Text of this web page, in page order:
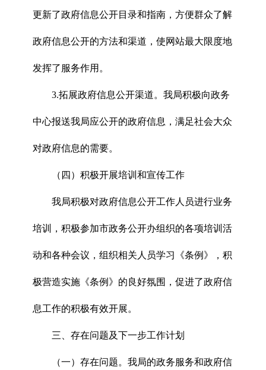
更新了政府信息公开目录和指南，方便群众了解
政府信息公开的方法和渠道，使网站最大限度地
发挥了服务作用。
3.拓展政府信息公开渠道。我局积极向政务
中心报送我局应公开的政府信息，满足社会大众
对政府信息的需要。
（四）积极开展培训和宣传工作
我局积极对政府信息公开工作人员进行业务
培训，积极参加市政务公开办组织的各项培训活
动和各种会议，组织相关人员学习《条例》，积
极营造实施《条例》的良好氛围，促进了政府信
息工作的积极有效开展。
三、存在问题及下一步工作计划
（一）存在问题。我局的政务服务和政府信